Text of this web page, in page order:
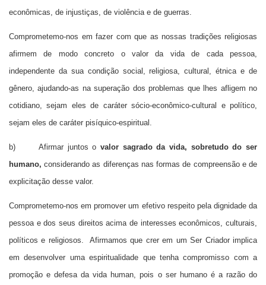
econômicas, de injustiças, de violência e de guerras.
Comprometemo-nos em fazer com que as nossas tradições religiosas
afirmem de modo concreto o valor da vida de cada pessoa,
independente da sua condição social, religiosa, cultural, étnica e de
gênero, ajudando-as na superação dos problemas que lhes afligem no
cotidiano, sejam eles de caráter sócio-econômico-cultural e político,
sejam eles de caráter pisíquico-espiritual.
b) Afirmar juntos o valor sagrado da vida, sobretudo do ser
humano,considerando as diferenças nas formas de compreensão e de
explicitação desse valor.
Comprometemo-nos em promover um efetivo respeito pela dignidade da
pessoa e dos seus direitos acima de interesses econômicos, culturais,
políticos e religiosos. Afirmamos que crer em um Ser Criador implica
em desenvolver uma espiritualidade que tenha compromisso com a
promoção e defesa da vida human, pois o ser humano é a razão do